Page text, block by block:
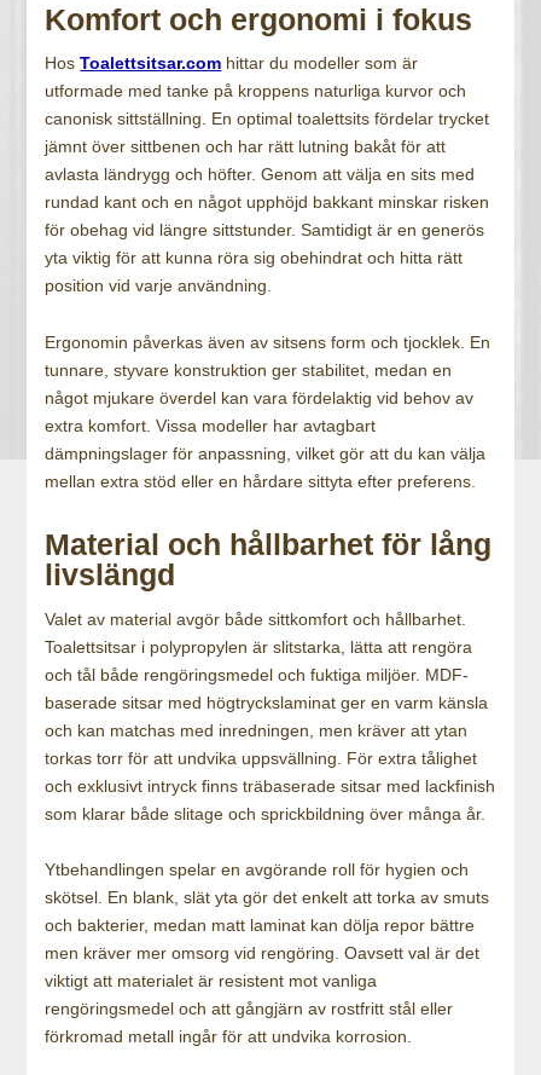
Komfort och ergonomi i fokus
HosToalettsitsar.com hittar du modeller som är
utformade med tanke på kroppens naturliga kurvor och
canonisk sittställning. En optimal toalettsits fördelar trycket
jämnt över sittbenen och har rätt lutning bakåt för att
avlasta ländrygg och höfter. Genom att välja en sits med
rundad kant och en något upphöjd bakkant minskar risken
för obehag vid längre sittstunder. Samtidigt är en generös
yta viktig för att kunna röra sig obehindrat och hitta rätt
position vid varje användning.
Ergonomin påverkas även av sitsens form och tjocklek. En
tunnare, styvare konstruktion ger stabilitet, medan en
något mjukare överdel kan vara fördelaktig vid behov av
extra komfort. Vissa modeller har avtagbart
dämpningslager för anpassning, vilket gör att du kan välja
mellan extra stöd eller en hårdare sittyta efter preferens.
Material och hållbarhet för lång
livslängd
Valet av material avgör både sittkomfort och hållbarhet.
Toalettsitsar i polypropylen är slitstarka, lätta att rengöra
och tål både rengöringsmedel och fuktiga miljöer. MDF-
baserade sitsar med högtryckslaminat ger en varm känsla
och kan matchas med inredningen, men kräver att ytan
torkas torr för att undvika uppsvällning. För extra tålighet
och exklusivt intryck finns träbaserade sitsar med lackfinish
som klarar både slitage och sprickbildning över många år.
Ytbehandlingen spelar en avgörande roll för hygien och
skötsel. En blank, slät yta gör det enkelt att torka av smuts
och bakterier, medan matt laminat kan dölja repor bättre
men kräver mer omsorg vid rengöring. Oavsett val är det
viktigt att materialet är resistent mot vanliga
rengöringsmedel och att gångjärn av rostfritt stål eller
förkromad metall ingår för att undvika korrosion.